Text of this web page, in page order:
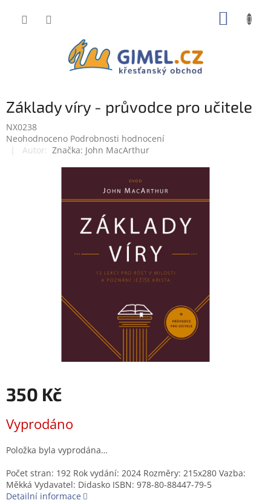
Základy víry - průvodce pro učitele
NX0238
Průměrné
hodnocení
Neohodnoceno Podrobnosti hodnocení
Značka: John MacArthur
350 Kč
cena:
Vyprodáno
Položka byla vyprodána…
Počet stran: 192 Rok vydání: 2024 Rozměry: 215x280 Vazba:
Měkká Vydavatel: Didasko ISBN: 978-80-88447-79-5
Detailní informace